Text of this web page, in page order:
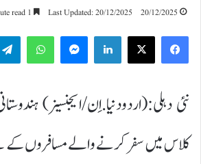
20/12/2025
Last Updated: 20/12/2025
LinkedIn
WhatsApp
نئی دہلی:(اردودنیا.اِن/ایجنسیز)
کلاس میں سفر کرنے والے مسافروں